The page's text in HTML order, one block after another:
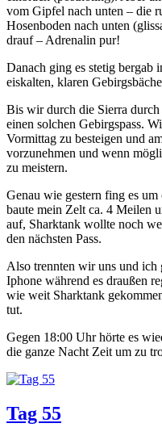
vom Gipfel nach unten – die
Hosenboden nach unten
drauf – Adrenalin pur!
Danach ging es stetig bergab
eiskalten, klaren
Bis wir durch die Sierra
einen solchen Gebirgspass.
Vormittag zu besteigen und
vorzunehmen und wenn
zu meistern.
Genau wie gestern fing es
baute mein Zelt ca. 4 Meilen
auf, Sharktank wollte noch
den nächsten Pass.
Also trennten wir uns und ich
Iphone während es draußen
wie weit Sharktank
tut.
Gegen 18:00 Uhr hörte es
die ganze Nacht Zeit um zu
Tag 55